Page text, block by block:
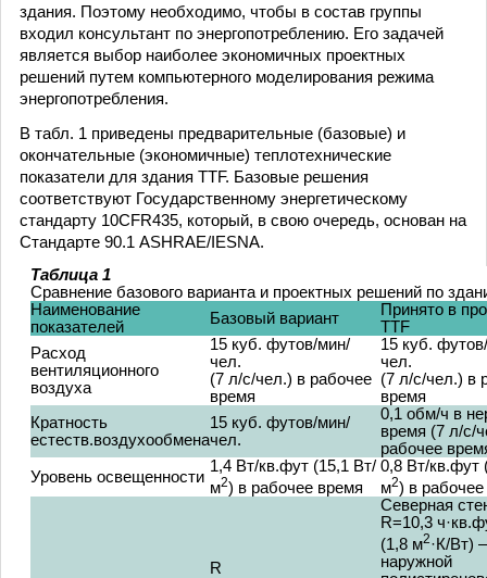
здания. Поэтому необходимо, чтобы в состав группы
входил консультант по энергопотреблению. Его задачей
является выбор наиболее экономичных проектных
решений путем компьютерного моделирования режима
энергопотребления.
В табл. 1 приведены предварительные (базовые) и
окончательные (экономичные) теплотехнические
показатели для здания TTF. Базовые решения
соответствуют Государственному энергетическому
стандарту 10CFR435, который, в свою очередь, основан на
Стандарте 90.1 ASHRAE/IESNA.
Таблица 1
Сравнение базового варианта и проектных решений по
Наименование
показателей
Базовый вариант
Принято в
TTF
Расход
вентиляционного
воздуха
15 куб. футов/мин/
чел.
(7 л/с/чел.) в рабочее
время
15 куб.
чел.
(7 л/с/чел.) в
время
Кратность
естеств.воздухообмена
15 куб. футов/мин/
чел.
0,1 обм/ч в
время (7 л/с/
рабочее
Уровень освещенности
1,4 Вт/кв.фут (15,1 Вт/
м2) в рабочее время
0,8 Вт/кв.фут
м2) в
R
Северная
R=10,3
(1,8 м2·К/Вт)
наружной